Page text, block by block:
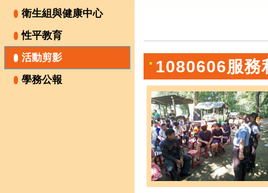
衛生組與健康中心
性平教育
活動剪影
學務公報
1080606服務